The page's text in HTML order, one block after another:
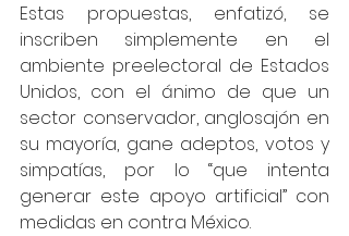
Estas propuestas, enfatizó, se
inscriben simplemente en el
ambiente preelectoral de Estados
Unidos, con el ánimo de que un
sector conservador, anglosajón en
su mayoría, gane adeptos, votos y
simpatías, por lo “que intenta
generar este apoyo artificial” con
medidas en contra México.